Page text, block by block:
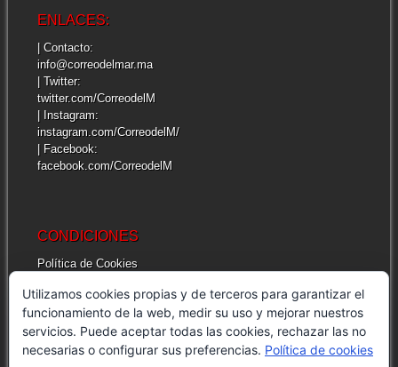
ENLACES:
| Contacto:
info@correodelmar.ma
| Twitter:
twitter.com/CorreodelM
| Instagram:
instagram.com/CorreodelM/
| Facebook:
facebook.com/CorreodelM
CONDICIONES
Política de Cookies
Cuestiones legales de interés
INFORMACIÓN GENERAL
Utilizamos cookies propias y de terceros para garantizar el
funcionamiento de la web, medir su uso y mejorar nuestros
servicios. Puede aceptar todas las cookies, rechazar las no
necesarias o configurar sus preferencias. Política de cookies